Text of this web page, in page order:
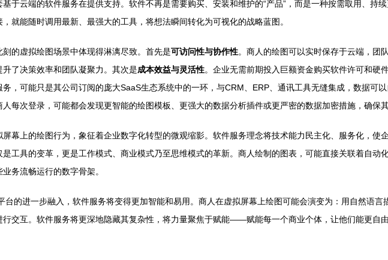
于云端的软件服务在提供支持。软件不再是需要购买、安装和维护的“产品”，而是一种按需取用、持
就能随时调用最新、最强大的工具，将想法瞬间转化为可视化的战略蓝图。
的虚拟绘图场景中体现得淋漓尽致。首先是可访问性与协作性。商人的绘图可以实时保存于云端，团
了决策效率和团队凝聚力。其次是成本效益与灵活性。企业无需前期投入巨额资金购买软件许可和硬
，可能只是其公司订阅的庞大SaaS生态系统中的一环，与CRM、ERP、通讯工具无缝集成，数据可
每次登录，可能都会发现更智能的绘图模板、更强大的数据分析插件或更严密的数据加密措施，确保
幕上的绘图行为，象征着企业数字化转型的微观缩影。软件服务理念将技术能力民主化、服务化，使
工具的变革，更是工作模式、商业模式乃至思维模式的革新。商人绘制的图表，可能直接关联着自动
务流畅运行的数字骨架。
台的进一步融入，软件服务将变得更加智能和易用。商人在虚拟屏幕上绘图可能会演变为：用自然语
行交互。软件服务将更深地隐藏其复杂性，将力量聚焦于赋能——赋能每一个商业个体，让他们能更自